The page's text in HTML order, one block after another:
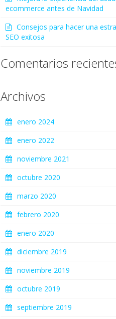
ecommerce antes de Navidad
Consejos para hacer una
SEO exitosa
Comentarios
Archivos
enero 2024
enero 2022
noviembre 2021
octubre 2020
marzo 2020
febrero 2020
enero 2020
diciembre 2019
noviembre 2019
octubre 2019
septiembre 2019